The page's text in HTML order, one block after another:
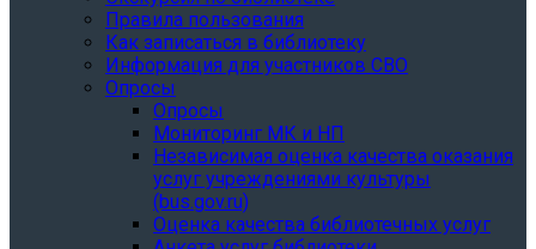
Правила пользования
Как записаться в библиотеку
Информация для участников СВО
Опросы
Опросы
Мониторинг МК и НП
Независимая оценка качества оказания
услуг учреждениями культуры
(bus.gov.ru)
Оценка качества библиотечных услуг